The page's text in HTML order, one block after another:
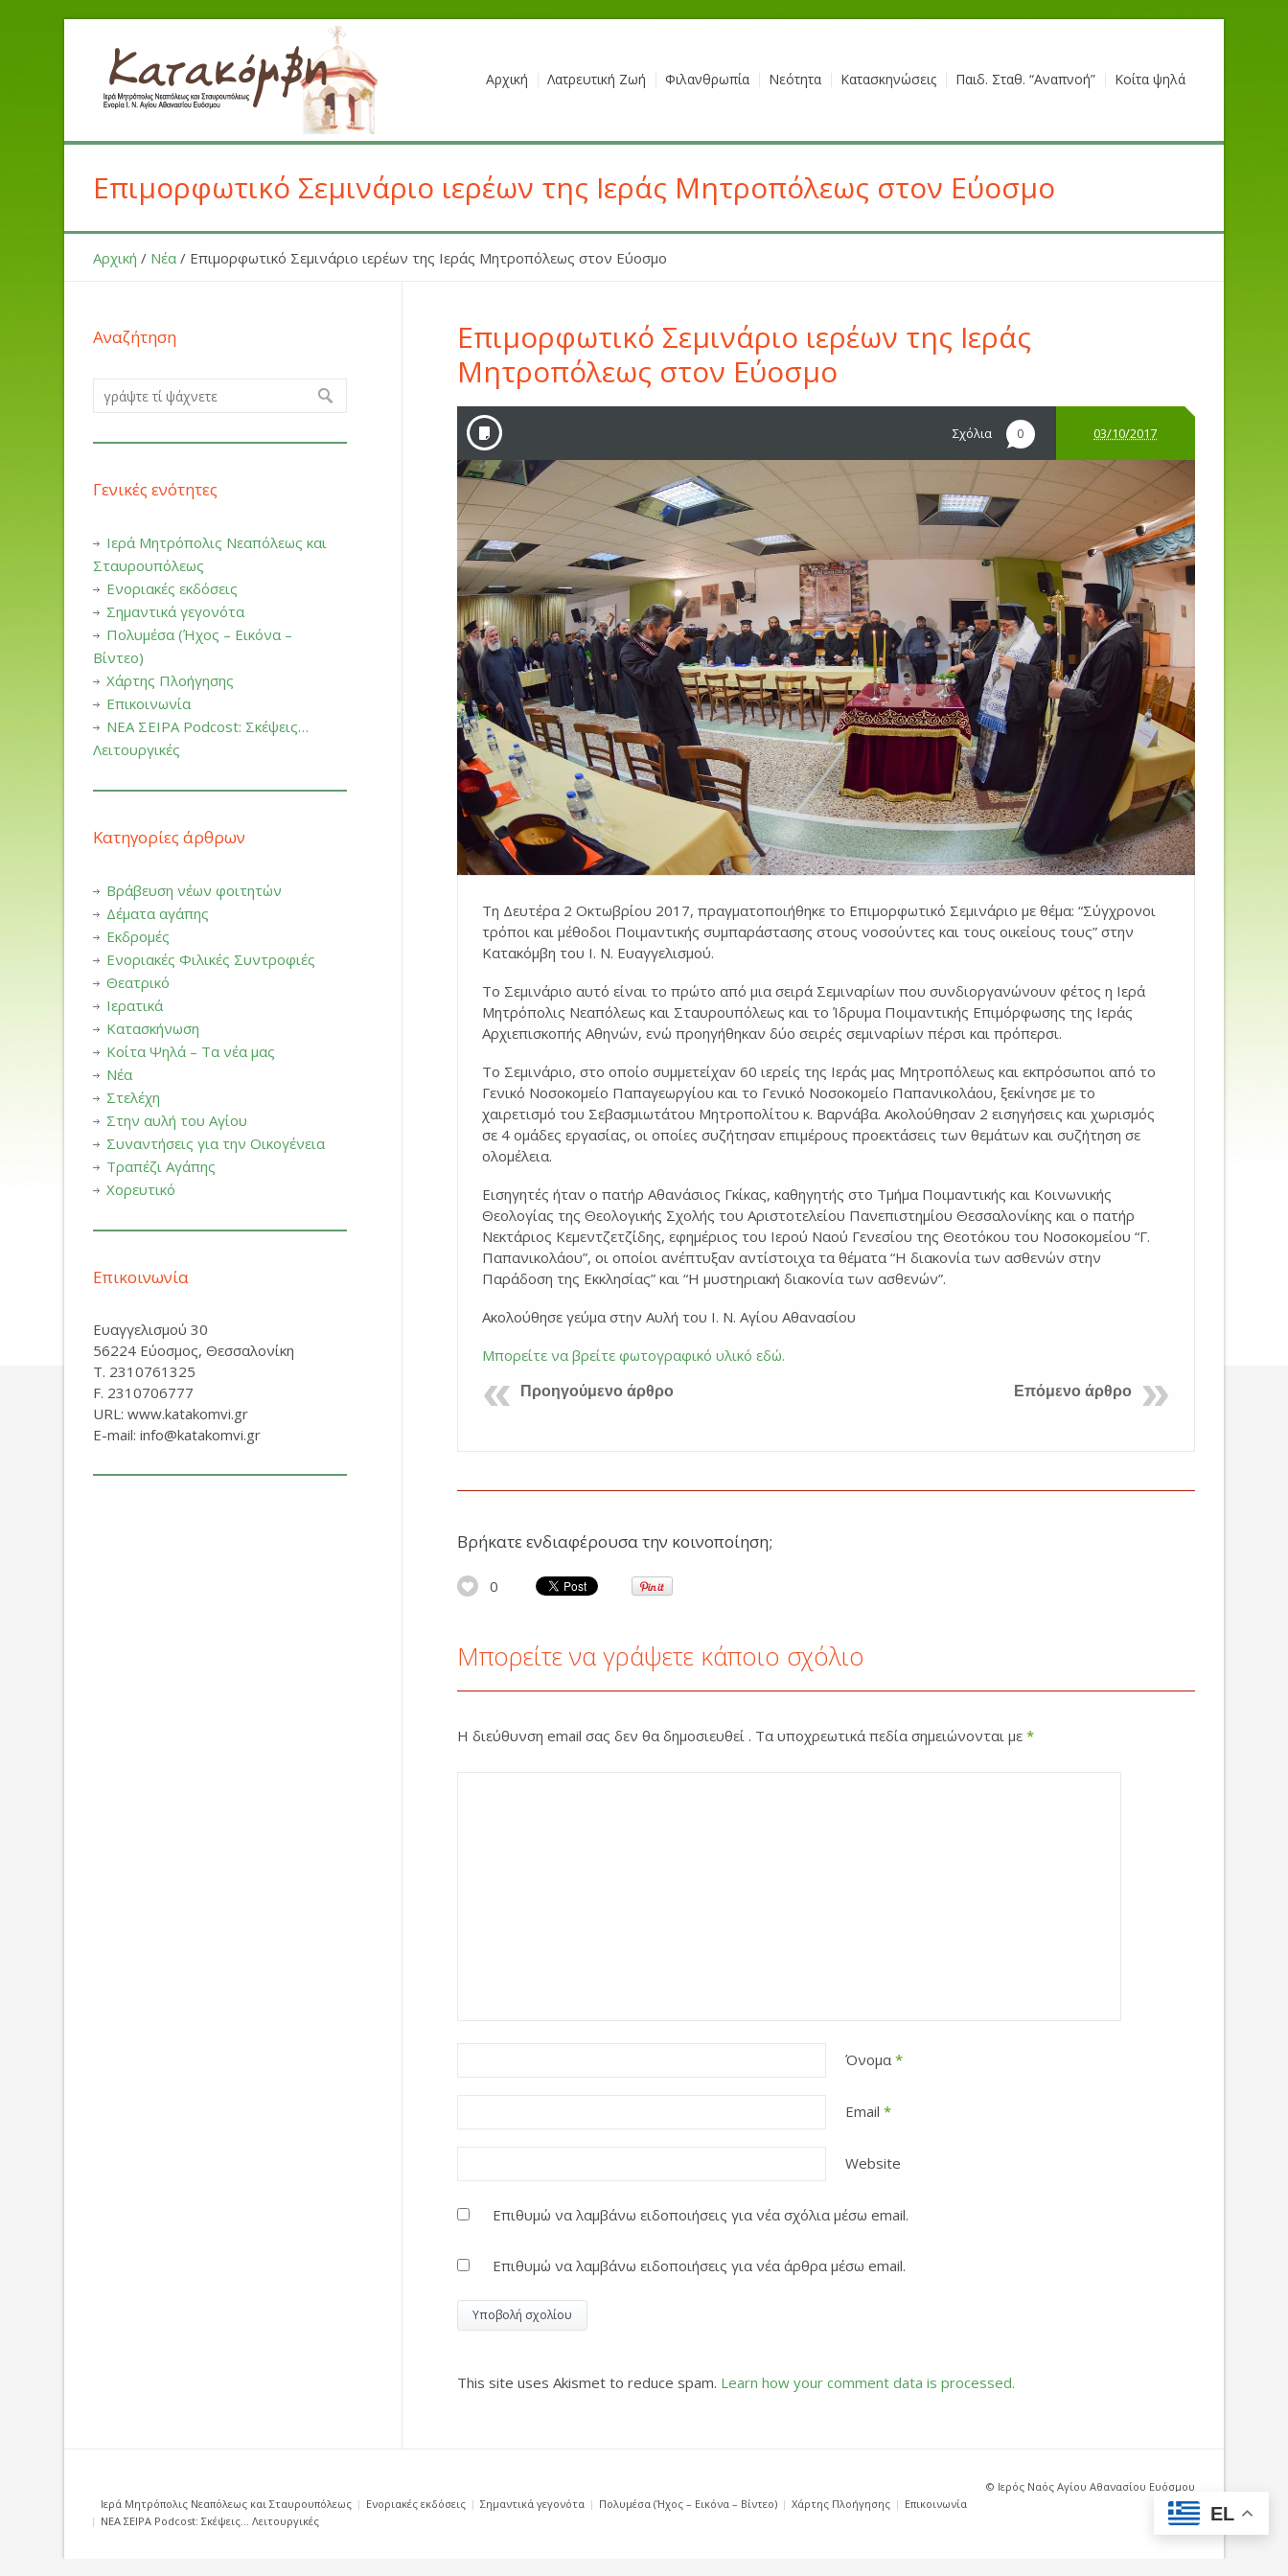
Αρχική Λατρευτική Ζωή Φιλανθρωπία Νεότητα Κατασκηνώσεις Παιδ. Σταθ. “Αναπνοή” Κοίτα ψηλά
Επιμορφωτικό Σεμινάριο ιερέων της Ιεράς Μητροπόλεως στον Εύοσμο
Αρχική / Νέα / Επιμορφωτικό Σεμινάριο ιερέων της Ιεράς Μητροπόλεως στον Εύοσμο
Επιμορφωτικό Σεμινάριο ιερέων της Ιεράς
Μητροπόλεως στον Εύοσμο
Σχόλια 0 03/10/2017
Τη Δευτέρα 2 Οκτωβρίου 2017, πραγματοποιήθηκε το Επιμορφωτικό Σεμινάριο με θέμα: “Σύγχρονοι
τρόποι και μέθοδοι Ποιμαντικής συμπαράστασης στους νοσούντες και τους οικείους τους” στην
Κατακόμβη του Ι. Ν. Ευαγγελισμού.
Το Σεμινάριο αυτό είναι το πρώτο από μια σειρά Σεμιναρίων που συνδιοργανώνουν φέτος η Ιερά
Μητρόπολις Νεαπόλεως και Σταυρουπόλεως και το Ίδρυμα Ποιμαντικής Επιμόρφωσης της Ιεράς
Αρχιεπισκοπής Αθηνών, ενώ προηγήθηκαν δύο σειρές σεμιναρίων πέρσι και πρόπερσι.
Το Σεμινάριο, στο οποίο συμμετείχαν 60 ιερείς της Ιεράς μας Μητροπόλεως και εκπρόσωποι από το
Γενικό Νοσοκομείο Παπαγεωργίου και το Γενικό Νοσοκομείο Παπανικολάου, ξεκίνησε με το
χαιρετισμό του Σεβασμιωτάτου Μητροπολίτου κ. Βαρνάβα. Ακολούθησαν 2 εισηγήσεις και χωρισμός
σε 4 ομάδες εργασίας, οι οποίες συζήτησαν επιμέρους προεκτάσεις των θεμάτων και συζήτηση σε
ολομέλεια.
Εισηγητές ήταν ο πατήρ Αθανάσιος Γκίκας, καθηγητής στο Τμήμα Ποιμαντικής και Κοινωνικής
Θεολογίας της Θεολογικής Σχολής του Αριστοτελείου Πανεπιστημίου Θεσσαλονίκης και ο πατήρ
Νεκτάριος Κεμεντζετζίδης, εφημέριος του Ιερού Ναού Γενεσίου της Θεοτόκου του Νοσοκομείου “Γ.
Παπανικολάου”, οι οποίοι ανέπτυξαν αντίστοιχα τα θέματα “Η διακονία των ασθενών στην
Παράδοση της Εκκλησίας” και “Η μυστηριακή διακονία των ασθενών”.
Ακολούθησε γεύμα στην Αυλή του Ι. Ν. Αγίου Αθανασίου
Μπορείτε να βρείτε φωτογραφικό υλικό εδώ.
Προηγούμενο άρθρο Επόμενο άρθρο
Βρήκατε ενδιαφέρουσα την κοινοποίηση;
0
Μπορείτε να γράψετε κάποιο σχόλιο
Η διεύθυνση email σας δεν θα δημοσιευθεί . Τα υποχρεωτικά πεδία σημειώνονται με *
Όνομα *
Email *
Website
Επιθυμώ να λαμβάνω ειδοποιήσεις για νέα σχόλια μέσω email.
Επιθυμώ να λαμβάνω ειδοποιήσεις για νέα άρθρα μέσω email.
This site uses Akismet to reduce spam. Learn how your comment data is processed.
Αναζήτηση
Γενικές ενότητες
Ιερά Μητρόπολις Νεαπόλεως και
Σταυρουπόλεως
Ενοριακές εκδόσεις
Σημαντικά γεγονότα
Πολυμέσα (Ήχος – Εικόνα –
Βίντεο)
Χάρτης Πλοήγησης
Επικοινωνία
ΝΕΑ ΣΕΙΡΑ Podcost: Σκέψεις…
Λειτουργικές
Κατηγορίες άρθρων
Βράβευση νέων φοιτητών
Δέματα αγάπης
Εκδρομές
Ενοριακές Φιλικές Συντροφιές
Θεατρικό
Ιερατικά
Κατασκήνωση
Κοίτα Ψηλά – Τα νέα μας
Νέα
Στελέχη
Στην αυλή του Αγίου
Συναντήσεις για την Οικογένεια
Τραπέζι Αγάπης
Χορευτικό
Επικοινωνία
Ευαγγελισμού 30
56224 Εύοσμος, Θεσσαλονίκη
Τ. 2310761325
F. 2310706777
URL: www.katakomvi.gr
E-mail: info@katakomvi.gr
© Ιερός Ναός Αγίου Αθανασίου Ευόσμου
Ιερά Μητρόπολις Νεαπόλεως και Σταυρουπόλεως
Ενοριακές εκδόσεις Σημαντικά γεγονότα Πολυμέσα (Ήχος – Εικόνα – Βίντεο) Χάρτης Πλοήγησης
Επικοινωνία
ΝΕΑ ΣΕΙΡΑ Podcost: Σκέψεις… Λειτουργικές
EL